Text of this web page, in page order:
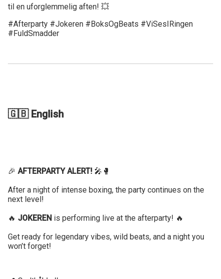
til en uforglemmelig aften! 💥
#Afterparty #Jokeren #BoksOgBeats #ViSesIRingen
#FuldSmadder
🇬🇧 English
🎉 AFTERPARTY ALERT! 🎤🥊
After a night of intense boxing, the party continues on the
next level!
🔥 JOKEREN is performing live at the afterparty! 🔥
Get ready for legendary vibes, wild beats, and a night you
won’t forget!